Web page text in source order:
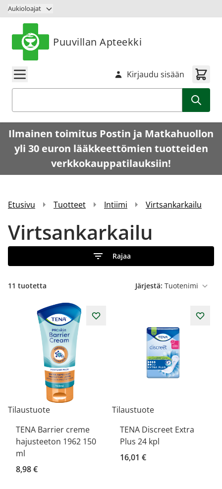
Siirry sisältöön
Aukioloajat
Puuvillan Apteekki
Kirjaudu sisään
Ilmainen toimitus Postin ja Matkahuollon
yli 30 euron lääkkeettömien tuotteiden
verkkokauppatilauksiin!
Etusivu Tuotteet Intiimi Virtsankarkailu
Virtsankarkailu
Rajaa
11 tuotetta Järjestä:
Tilaustuote
TENA Barrier creme
hajusteeton 1962 150
ml
8,98 €
Tilaustuote
TENA Discreet Extra
Plus 24 kpl
16,01 €